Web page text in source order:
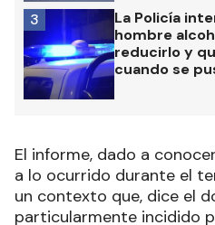
La Policía
hombre
reducirlo y
cuando se
3
El informe, dado a
a lo ocurrido durante el
un contexto que, dice el
particularmente incidido